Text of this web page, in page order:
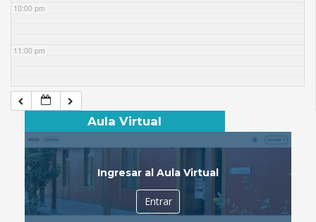
10:00 pm
11:00 pm
Aula Virtual
Ingresar al Aula Virtual
Entrar